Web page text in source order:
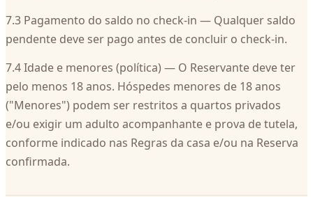
7.3 Pagamento do saldo no check‑in — Qualquer saldo
pendente deve ser pago antes de concluir o check‑in.
7.4 Idade e menores (política) — O Reservante deve ter
pelo menos 18 anos. Hóspedes menores de 18 anos
("Menores") podem ser restritos a quartos privados
e/ou exigir um adulto acompanhante e prova de tutela,
conforme indicado nas Regras da casa e/ou na Reserva
confirmada.